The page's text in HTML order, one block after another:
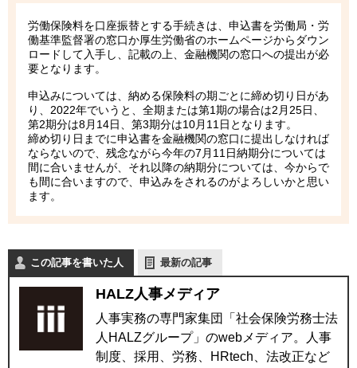
労働保険料を口座振替とする手続きは、申込書を労働局・労
働基準監督署の窓口か厚生労働省のホームページからダウン
ロードして入手し、記載の上、金融機関の窓口への提出が必
要となります。
申込みについては、納める保険料の期ごとに締め切り日があ
り、2022年でいうと、全期または第1期の場合は2月25日、
第2期分は8月14日、第3期分は10月11日となります。
締め切り日までに申込書を金融機関の窓口に提出しなければ
ならないので、残念ながら今年の7月11日納期分については
間に合いませんが、それ以降の納期分については、今からで
も間に合いますので、申込みをされるのがよろしいかと思い
ます。
この記事を書いた人 最新の記事
HALZ人事メディア
人事実務の専門家集団「社会保険労務士法
人HALZグループ」のwebメディア。人事
制度、採用、労務、HRtech、法改正など